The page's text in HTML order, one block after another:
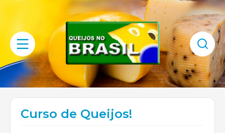
Curso de Queijos!